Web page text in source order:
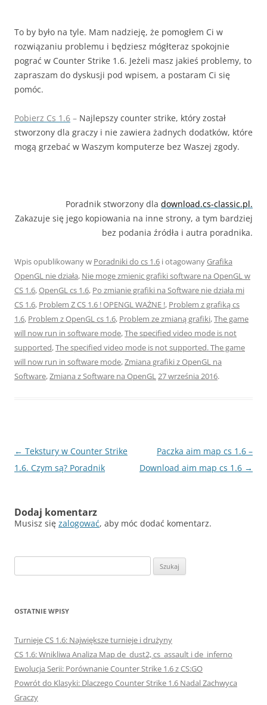
To by było na tyle. Mam nadzieję, że pomogłem Ci w
rozwiązaniu problemu i będziesz mógłteraz spokojnie
pograć w Counter Strike 1.6. Jeżeli masz jakieś problemy, to
zapraszam do dyskusji pod wpisem, a postaram Ci się
pomóc.
Pobierz Cs 1.6 – Najlepszy counter strike, który został
stworzony dla graczy i nie zawiera żadnych dodatków, które
mogą grzebać w Waszym komputerze bez Waszej zgody.
Poradnik stworzony dla download.cs-classic.pl.
Zakazuje się jego kopiowania na inne strony, a tym bardziej
bez podania źródła i autra poradnika.
Wpis opublikowany w Poradniki do cs 1.6 i otagowanyGrafika
OpenGL nie działa, Nie moge zmienic grafiki software na OpenGL w
CS 1.6,OpenGL cs 1.6, Po zmianie grafiki na Software nie działa mi
CS 1.6, Problem Z CS 1.6 ! OPENGL WAŻNE !, Problem z grafiką cs
1.6, Problem z OpenGL cs 1.6, Problem ze zmianą grafiki,The game
will now run in software mode,The specified video mode is not
supported,The specified video mode is not supported. The game
will now run in software mode,Zmiana grafiki z OpenGL na
Software,Zmiana z Software na OpenGL27 września 2016.
Nawigacja
wpisu
← Tekstury w Counter Strike
1.6. Czym są? Poradnik
Paczka aim map cs 1.6 –
Download aim map cs 1.6 →
Dodaj komentarz
Musisz się zalogować, aby móc dodać komentarz.
OSTATNIE WPISY
Turnieje CS 1.6: Największe turnieje i drużyny
CS 1.6: Wnikliwa Analiza Map de_dust2, cs_assault i de_inferno
Ewolucja Serii: Porównanie Counter Strike 1.6 z CS:GO
Powrót do Klasyki: Dlaczego Counter Strike 1.6 Nadal Zachwyca
Graczy